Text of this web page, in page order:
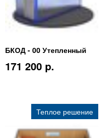
БКОД - 00 Утепленный
171 200 p.
Теплое решение